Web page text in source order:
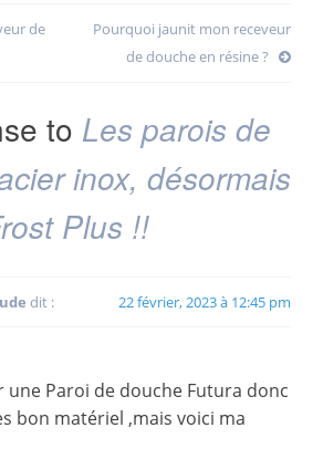
de
Pourquoi jaunit mon receveur
de douche en résine ?
to Les parois de
inox, désormais
Plus !!
dit : 22 février, 2023 à 12:45 pm
une Paroi de douche Futura donc
bon matériel ,mais voici ma